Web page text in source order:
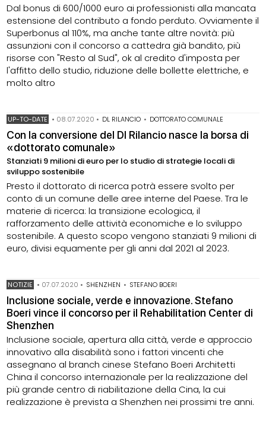
Dal bonus di 600/1000 euro ai professionisti alla mancata
estensione del contributo a fondo perduto. Ovviamente il
Superbonus al 110%, ma anche tante altre novità: più
assunzioni con il concorso a cattedra già bandito, più
risorse con "Resto al Sud", ok al credito d'imposta per
l'affitto dello studio, riduzione delle bollette elettriche, e
molto altro
UP-TO-DATE • 08.07.2020 • DL RILANCIO • DOTTORATO COMUNALE
Con la conversione del Dl Rilancio nasce la borsa di
«dottorato comunale»
Stanziati 9 milioni di euro per lo studio di strategie locali di
sviluppo sostenibile
Presto il dottorato di ricerca potrà essere svolto per
conto di un comune delle aree interne del Paese. Tra le
materie di ricerca: la transizione ecologica, il
rafforzamento delle attività economiche e lo sviluppo
sostenibile. A questo scopo vengono stanziati 9 milioni di
euro, divisi equamente per gli anni dal 2021 al 2023.
NOTIZIE • 07.07.2020 • SHENZHEN • STEFANO BOERI
Inclusione sociale, verde e innovazione. Stefano
Boeri vince il concorso per il Rehabilitation Center di
Shenzhen
Inclusione sociale, apertura alla città, verde e approccio
innovativo alla disabilità sono i fattori vincenti che
assegnano al branch cinese Stefano Boeri Architetti
China il concorso internazionale per la realizzazione del
più grande centro di riabilitazione della Cina, la cui
realizzazione è prevista a Shenzhen nei prossimi tre anni.